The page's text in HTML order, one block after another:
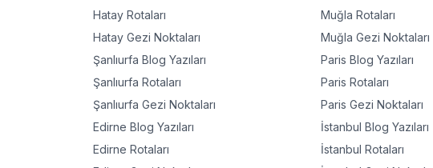
Hatay Rotaları
Hatay Gezi Noktaları
Şanlıurfa Blog Yazıları
Şanlıurfa Rotaları
Şanlıurfa Gezi Noktaları
Edirne Blog Yazıları
Edirne Rotaları
Muğla Rotaları
Muğla Gezi Noktaları
Paris Blog Yazıları
Paris Rotaları
Paris Gezi Noktaları
İstanbul Blog Yazıları
İstanbul Rotaları